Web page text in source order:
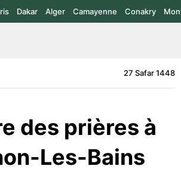
Dakar Alger Camayenne Conakry
27 Safar 1448
des prières à
Les-Bains